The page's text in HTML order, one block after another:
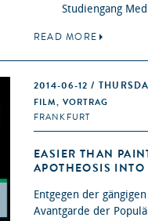
Studiengang
READ MORE
2014-06-12 /
FILM, VORTRAG
FRANKFURT
EASIER THAN
APOTHEOSIS INTO
Entgegen der
Avantgarde der